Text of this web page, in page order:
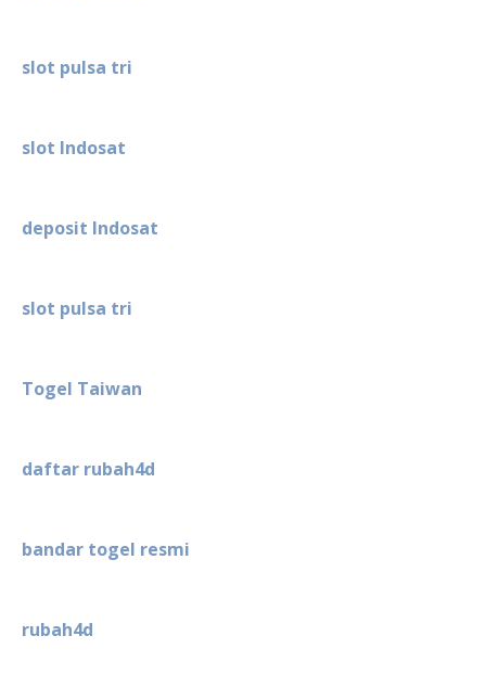
slot pulsa tri
slot Indosat
deposit Indosat
slot pulsa tri
Togel Taiwan
daftar rubah4d
bandar togel resmi
rubah4d